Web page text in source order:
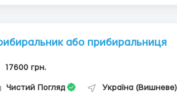
або прибиральниця
17600 грн.
Чистий Погляд Україна (Вишневе)